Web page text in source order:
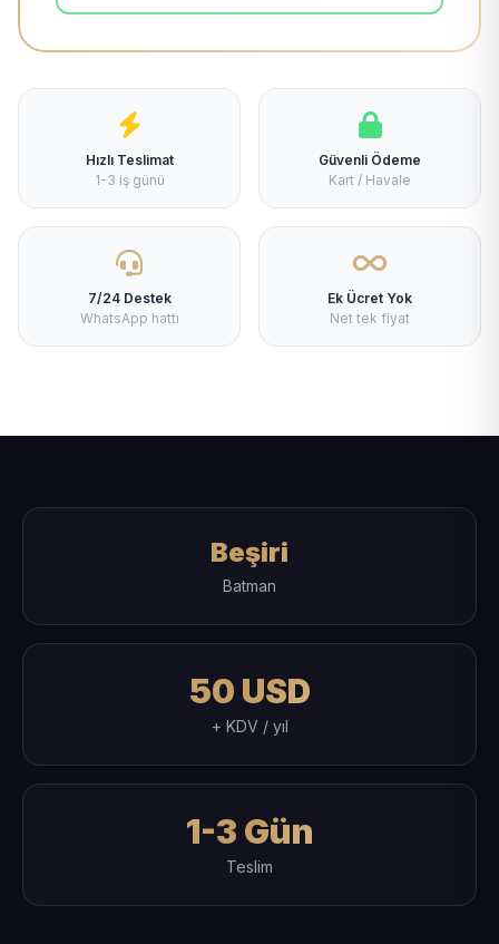
Hızlı Teslimat
1-3 iş günü
Güvenli Ödeme
Kart / Havale
7/24 Destek
WhatsApp hattı
Ek Ücret Yok
Net tek fiyat
Beşiri
Batman
50 USD
+ KDV / yıl
1-3 Gün
Teslim